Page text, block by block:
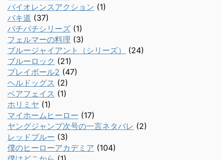
バイオレンスアクション (1)
バキ道 (37)
バチバチシリーズ (1)
フェルマーの料理 (3)
ブルージャイアント（シリーズ）
(24)
ブルーロック (21)
プレイボール2 (47)
ヘルドッグス (2)
ベアフェイス (1)
ホリミヤ (1)
マイホームヒーロー (17)
ヤングジャンプ次号の一言ネタバレ (2)
レッドブルー (3)
僕のヒーローアカデミア (104)